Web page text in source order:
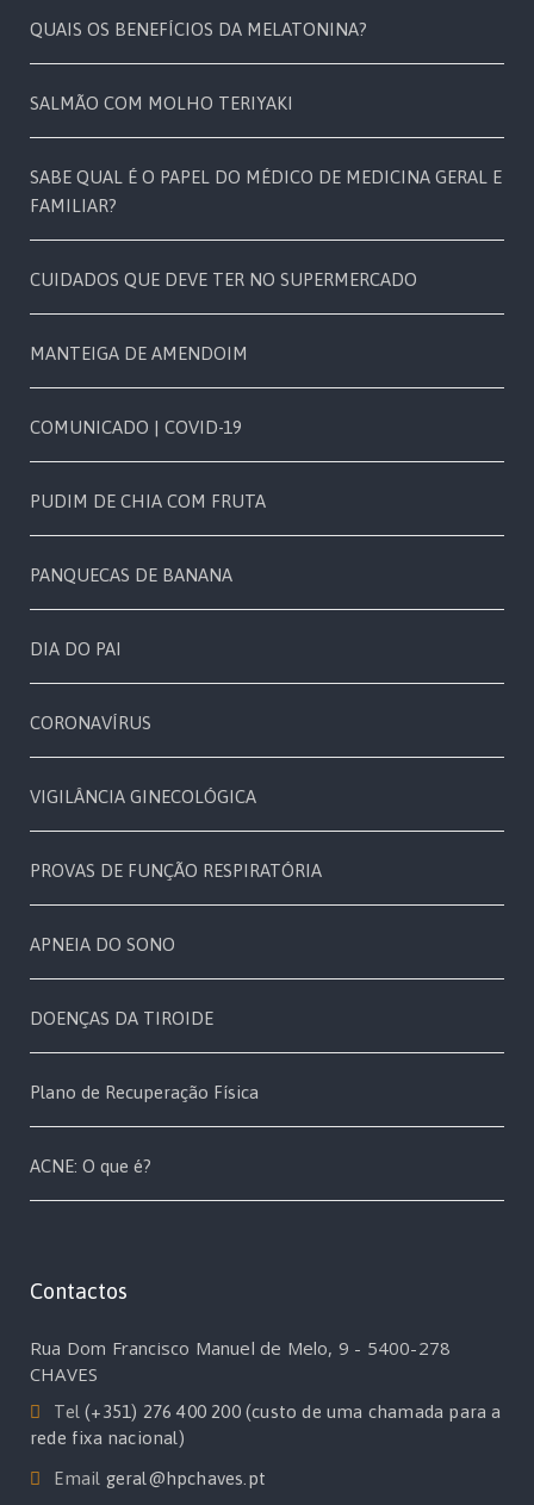
QUAIS OS BENEFÍCIOS DA MELATONINA?
SALMÃO COM MOLHO TERIYAKI
SABE QUAL É O PAPEL DO MÉDICO DE MEDICINA GERAL E
FAMILIAR?
CUIDADOS QUE DEVE TER NO SUPERMERCADO
MANTEIGA DE AMENDOIM
COMUNICADO | COVID-19
PUDIM DE CHIA COM FRUTA
PANQUECAS DE BANANA
DIA DO PAI
CORONAVÍRUS
VIGILÂNCIA GINECOLÓGICA
PROVAS DE FUNÇÃO RESPIRATÓRIA
APNEIA DO SONO
DOENÇAS DA TIROIDE
Plano de Recuperação Física
ACNE: O que é?
Contactos
Rua Dom Francisco Manuel de Melo, 9 - 5400-278
CHAVES
Tel(+351) 276 400 200 (custo de uma chamada para a
rede fixa nacional)
Email geral@hpchaves.pt